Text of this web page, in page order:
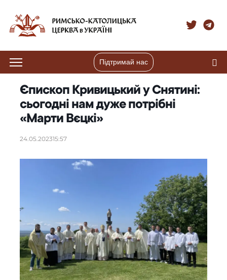
Підтримай нас
Єпископ Кривицький у Снятині:
сьогодні нам дуже потрібні
«Марти Вєцкі»
24.05.202315:57